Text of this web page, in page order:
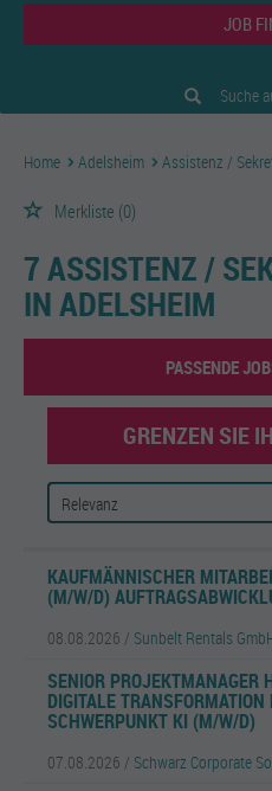
JOB
Suche
Home Adelsheim Assistenz /
Merkliste (0)
7 ASSISTENZ /
IN ADELSHEIM
PASSENDE
GRENZEN SIE
KAUFMÄNNISCHER
(M/W/D)
08.08.2026 / Sunbelt Rentals
SENIOR PROJEKTMANAGER
DIGITALE
SCHWERPUNKT KI (M/W/D)
07.08.2026 / Schwarz Corporate